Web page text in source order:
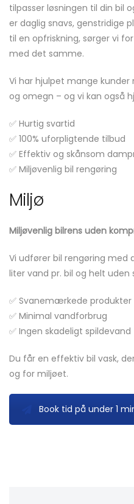
tilpasser løsningen til din bil
er daglig snavs, genstridige
til en opfriskning, sørger vi
med det samme.
Vi har hjulpet mange kunder
og omegn – og vi kan også
✅ Hurtig svartid
✅ 100% uforpligtende tilbud
✅ Effektiv og skånsom
✅ Miljøvenlig bil rengøring
Miljø
Miljøvenlig bilrens uden
Vi udfører bil rengøring med
liter vand pr. bil og helt uden
✅ Svanemærkede produkter
✅ Minimal vandforbrug
✅ Ingen skadeligt spildevand
Du får en effektiv bil vask,
og for miljøet.
Book tid på under 1